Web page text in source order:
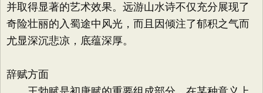
并取得显著的艺术效果。远游山水诗不仅充分展现了
奇险壮丽的入蜀途中风光，而且因倾注了郁积之气而
尤显深沉悲凉，底蕴深厚。
辞赋方面